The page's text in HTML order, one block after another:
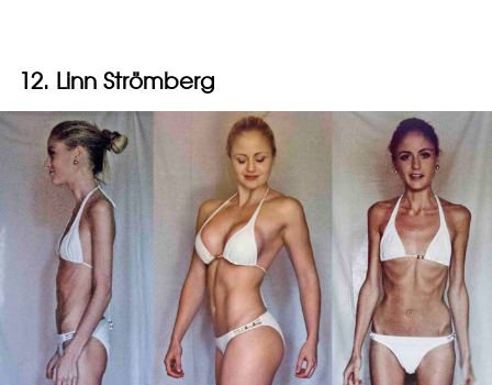
12. Linn Strömberg